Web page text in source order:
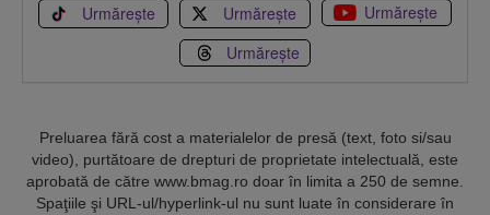
Urmărește Urmărește
Urmărește
Urmărește
Preluarea fără cost a materialelor de presă (text, foto si/sau
video), purtătoare de drepturi de proprietate intelectuală, este
aprobată de către www.bmag.ro doar în limita a 250 de semne.
Spaţiile şi URL-ul/hyperlink-ul nu sunt luate în considerare în